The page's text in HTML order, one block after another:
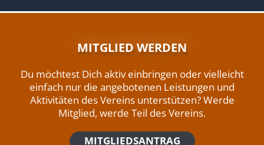
MITGLIED WERDEN
Du möchtest Dich aktiv einbringen oder vielleicht
einfach nur die angebotenen Leistungen und
Aktivitäten des Vereins unterstützen? Werde
Mitglied, werde Teil des Vereins.
MITGLIEDSANTRAG